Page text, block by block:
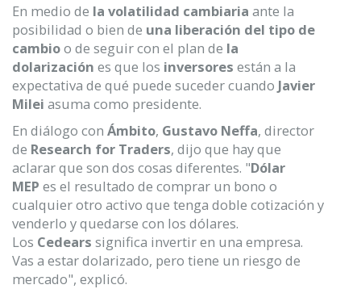
En medio de la volatilidad cambiaria ante la
posibilidad o bien de una liberación del tipo de
cambioo de seguir con el plan de la
dolarización es que los inversores están a la
expectativa de qué puede suceder cuando Javier
Milei asuma como presidente.
En diálogo con Ámbito, Gustavo Neffa, director
de Research for Traders, dijo que hay que
aclarar que son dos cosas diferentes. "Dólar
MEP es el resultado de comprar un bono o
cualquier otro activo que tenga doble cotización y
venderlo y quedarse con los dólares.
Los Cedears significa invertir en una empresa.
Vas a estar dolarizado, pero tiene un riesgo de
mercado", explicó.